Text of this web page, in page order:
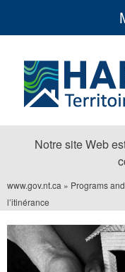
navigation
Notre site Web
Vous
êtes
ici
www.gov.nt.ca » Programs
l’itinérance